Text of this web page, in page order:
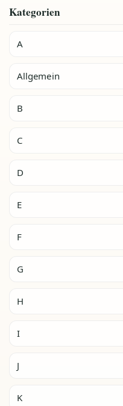
Kategorien
A
Allgemein
B
C
D
E
F
G
H
I
J
K